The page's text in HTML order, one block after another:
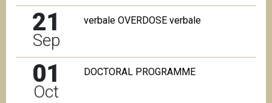
21
Sep
verbale OVERDOSE verbale
01
Oct
DOCTORAL PROGRAMME